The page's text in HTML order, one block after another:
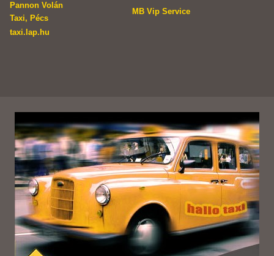
Pannon Volán
Taxi, Pécs
MB Vip Service
taxi.lap.hu